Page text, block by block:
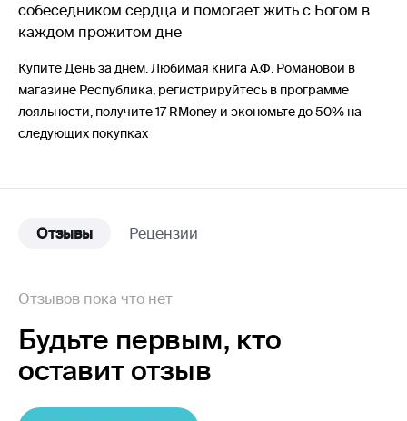
собеседником сердца и помогает жить с Богом в
каждом прожитом дне
Купите День за днем. Любимая книга А.Ф. Романовой в
магазине Республика, регистрируйтесь в программе
лояльности, получите 17 RMoney и экономьте до 50% на
следующих покупках
Отзывы Рецензии
Отзывов пока что нет
Будьте первым, кто
оставит отзыв